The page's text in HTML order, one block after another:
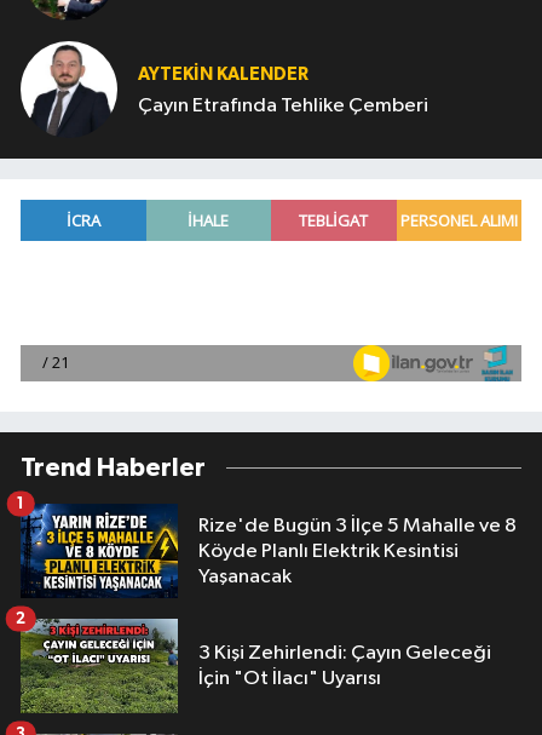
AYTEKIN KALENDER
Çayın Etrafında Tehlike Çemberi
Trend Haberler
Rize'de Bugün 3 İlçe 5 Mahalle ve 8
Köyde Planlı Elektrik Kesintisi
Yaşanacak
1
3 Kişi Zehirlendi: Çayın Geleceği
İçin "Ot İlacı" Uyarısı
2